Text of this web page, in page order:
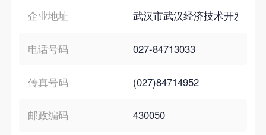
企业地址 武汉市武汉经济技术开发区
电话号码 027-84713033
传真号码 (027)84714952
邮政编码 430050